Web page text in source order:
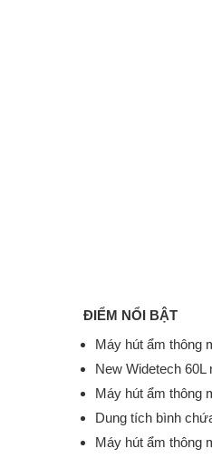
ĐIỂM NỔI BẬT
Máy hút ẩm thông
New Widetech
Máy hút ẩm thông
Dung tích bình
Máy hút ẩm thông